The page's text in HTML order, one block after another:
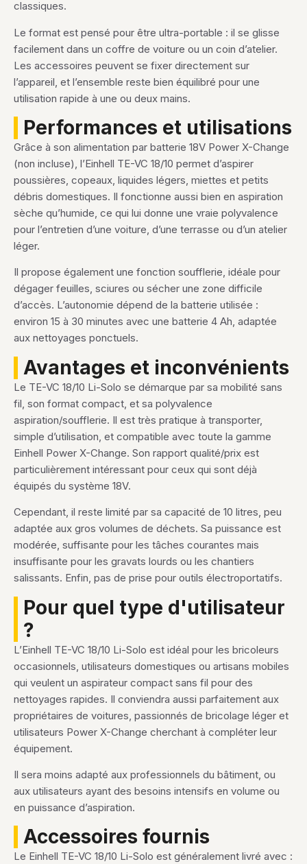
classiques.
Le format est pensé pour être ultra-portable : il se glisse
facilement dans un coffre de voiture ou un coin d’atelier.
Les accessoires peuvent se fixer directement sur
l’appareil, et l’ensemble reste bien équilibré pour une
utilisation rapide à une ou deux mains.
Performances et utilisations
Grâce à son alimentation par batterie 18V Power X-Change
(non incluse), l’Einhell TE-VC 18/10 permet d’aspirer
poussières, copeaux, liquides légers, miettes et petits
débris domestiques. Il fonctionne aussi bien en aspiration
sèche qu’humide, ce qui lui donne une vraie polyvalence
pour l’entretien d’une voiture, d’une terrasse ou d’un atelier
léger.
Il propose également une fonction soufflerie, idéale pour
dégager feuilles, sciures ou sécher une zone difficile
d’accès. L’autonomie dépend de la batterie utilisée :
environ 15 à 30 minutes avec une batterie 4 Ah, adaptée
aux nettoyages ponctuels.
Avantages et inconvénients
Le TE-VC 18/10 Li-Solo se démarque par sa mobilité sans
fil, son format compact, et sa polyvalence
aspiration/soufflerie. Il est très pratique à transporter,
simple d’utilisation, et compatible avec toute la gamme
Einhell Power X-Change. Son rapport qualité/prix est
particulièrement intéressant pour ceux qui sont déjà
équipés du système 18V.
Cependant, il reste limité par sa capacité de 10 litres, peu
adaptée aux gros volumes de déchets. Sa puissance est
modérée, suffisante pour les tâches courantes mais
insuffisante pour les gravats lourds ou les chantiers
salissants. Enfin, pas de prise pour outils électroportatifs.
Pour quel type d'utilisateur
?
L’Einhell TE-VC 18/10 Li-Solo est idéal pour les bricoleurs
occasionnels, utilisateurs domestiques ou artisans mobiles
qui veulent un aspirateur compact sans fil pour des
nettoyages rapides. Il conviendra aussi parfaitement aux
propriétaires de voitures, passionnés de bricolage léger et
utilisateurs Power X-Change cherchant à compléter leur
équipement.
Il sera moins adapté aux professionnels du bâtiment, ou
aux utilisateurs ayant des besoins intensifs en volume ou
en puissance d’aspiration.
Accessoires fournis
Le Einhell TE-VC 18/10 Li-Solo est généralement livré avec :